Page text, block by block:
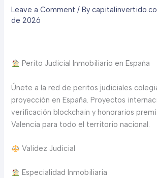
Leave a Comment / By
de 2026
Perito Judicial Inmobiliario en España
Únete a la red de peritos judiciales
proyección en España. Proyectos
verificación blockchain y honorarios
Valencia para todo el territorio nacional.
Validez Judicial
Especialidad Inmobiliaria